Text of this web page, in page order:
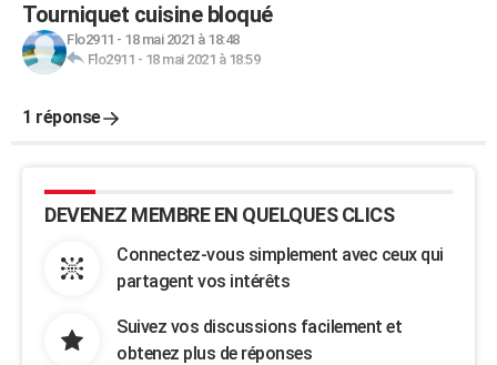
Tourniquet cuisine bloqué
Flo2911 - 18 mai 2021 à 18:48
Flo2911 - 18 mai 2021 à 18:59
1 réponse
DEVENEZ MEMBRE EN QUELQUES CLICS
Connectez-vous simplement avec ceux qui
partagent vos intérêts
Suivez vos discussions facilement et
obtenez plus de réponses